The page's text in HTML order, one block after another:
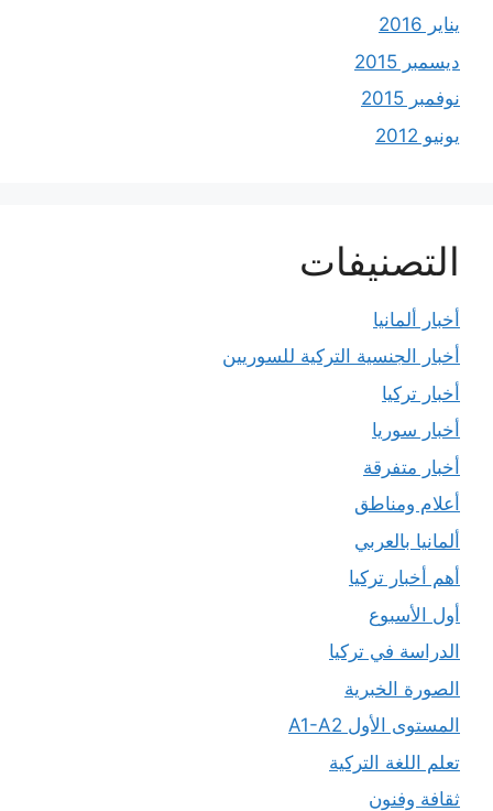
يناير 2016
ديسمبر 2015
نوفمبر 2015
يونيو 2012
التصنيفات
أخبار ألمانيا
أخبار الجنسية التركية للسوريين
أخبار تركيا
أخبار سوريا
أخبار متفرقة
أعلام ومناطق
ألمانيا بالعربي
أهم أخبار تركيا
أول الأسبوع
الدراسة في تركيا
الصورة الخبرية
المستوى الأول A1-A2
تعلم اللغة التركية
ثقافة وفنون